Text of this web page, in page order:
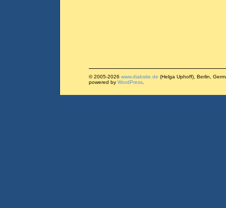
© 2005-2026 www.diabsite.de (Helga Uphoff), Berlin,
powered by WordPress.